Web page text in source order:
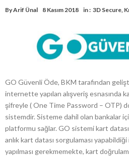
ByArif Ünal 8 Kasım 2018 in : 3D Secure,
GO Güvenli Öde, BKM tarafından
internette yapılan alışveriş esnasında
şifreyle ( One Time Password – OTP)
sistemdir. Sisteme dahil olan bankalar
platformu sağlar. GO sistemi kart
anlık kart datası sorgulaması
yapılması gerekmemekte, kart